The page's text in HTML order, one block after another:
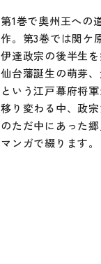
第1巻で奥州王への
作。第3巻では関ケ
伊達政宗の後半生を
仙台藩誕生の萌芽
という江戸幕府将
移り変わる中、政
のただ中にあった
マンガで綴ります。